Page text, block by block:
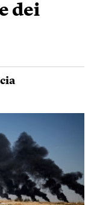
dei